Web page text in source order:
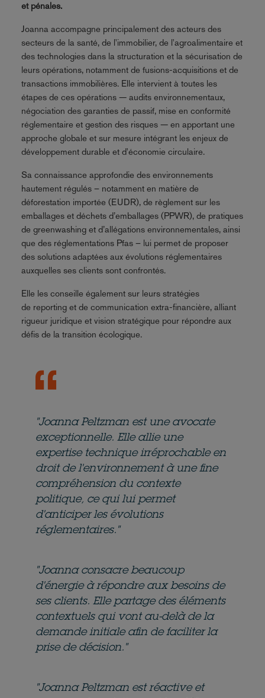
et pénales.
Joanna accompagne principalement des acteurs des
secteurs de la santé, de l'immobilier, de l'agroalimentaire et
des technologies dans la structuration et la sécurisation de
leurs opérations, notamment de fusions-acquisitions et de
transactions immobilières. Elle intervient à toutes les
étapes de ces opérations — audits environnementaux,
négociation des garanties de passif, mise en conformité
réglementaire et gestion des risques — en apportant une
approche globale et sur mesure intégrant les enjeux de
développement durable et d'économie circulaire.
Sa connaissance approfondie des environnements
hautement régulés – notamment en matière de
déforestation importée (EUDR), de règlement sur les
emballages et déchets d’emballages (PPWR), de pratiques
de greenwashing et d’allégations environnementales, ainsi
que des réglementations Pfas – lui permet de proposer
des solutions adaptées aux évolutions réglementaires
auxquelles ses clients sont confrontés.
Elle les conseille également sur leurs stratégies
de reporting et de communication extra-financière, alliant
rigueur juridique et vision stratégique pour répondre aux
défis de la transition écologique.
"Joanna Peltzman est une avocate
exceptionnelle. Elle allie une
expertise technique irréprochable en
droit de l'environnement à une fine
compréhension du contexte
politique, ce qui lui permet
d'anticiper les évolutions
réglementaires."
"Joanna consacre beaucoup
d'énergie à répondre aux besoins de
ses clients. Elle partage des éléments
contextuels qui vont au-delà de la
demande initiale afin de faciliter la
prise de décision."
"Joanna Peltzman est réactive et